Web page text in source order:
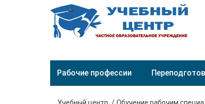
Рабочие профессии